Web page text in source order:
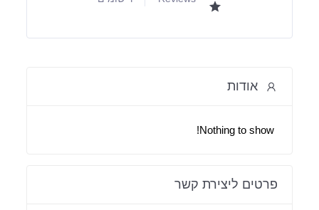
אודות
Nothing to show!
פרטים ליצירת קשר